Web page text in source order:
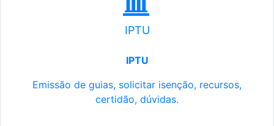
IPTU
IPTU
Emissão de guias, solicitar isenção, recursos,
certidão, dúvidas.